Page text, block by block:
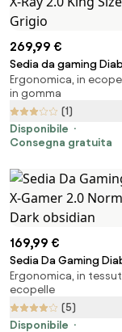
269,99 €
Sedia da gaming
2.0 King Size: Nero e
Ergonomica, in
in gomma
(1)
Disponibile
Consegna gratuita
169,99 €
Sedia Da Gaming
Gamer 2.0 Normal
obsidian
Ergonomica, in
ecopelle
(5)
Disponibile